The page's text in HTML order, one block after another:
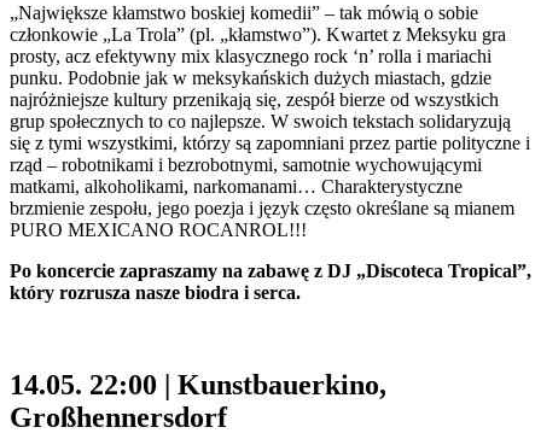
„Największe kłamstwo boskiej komedii” – tak mówią o sobie
członkowie „La Trola” (pl. „kłamstwo”). Kwartet z Meksyku gra
prosty, acz efektywny mix klasycznego rock ‘n’ rolla i mariachi
punku. Podobnie jak w meksykańskich dużych miastach, gdzie
najróżniejsze kultury przenikają się, zespół bierze od wszystkich
grup społecznych to co najlepsze. W swoich tekstach solidaryzują
się z tymi wszystkimi, którzy są zapomniani przez partie polityczne i
rząd – robotnikami i bezrobotnymi, samotnie wychowującymi
matkami, alkoholikami, narkomanami… Charakterystyczne
brzmienie zespołu, jego poezja i język często określane są mianem
PURO MEXICANO ROCANROL!!!
Po koncercie zapraszamy na zabawę z DJ „Discoteca Tropical”,
który rozrusza nasze biodra i serca.
14.05. 22:00 | Kunstbauerkino,
Großhennersdorf